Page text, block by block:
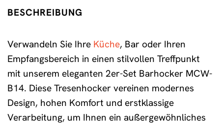
BESCHREIBUNG
Verwandeln Sie Ihre Küche, Bar oder Ihren
Empfangsbereich in einen stilvollen Treffpunkt
mit unserem eleganten 2er-Set Barhocker MCW-
B14. Diese Tresenhocker vereinen modernes
Design, hohen Komfort und erstklassige
Verarbeitung, um Ihnen ein außergewöhnliches